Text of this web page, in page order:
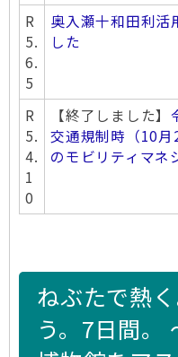
R
5.
6.
5
奥入瀬十和田利
した
R
5.
4.
1
0
【終了しました】
交通規制時（10
のモビリティマネ
ねぶたで熱
う。7日間。